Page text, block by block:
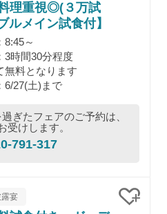
理重視◎(３万試
ルメイン試食付】
8:45～
3時間30分程度
無料となります
6/27(土)まで
ぎたフェアのご予約は、
受けします。
791-317
宴